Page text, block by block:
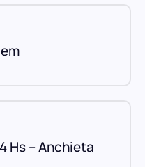
Hs – Anchieta